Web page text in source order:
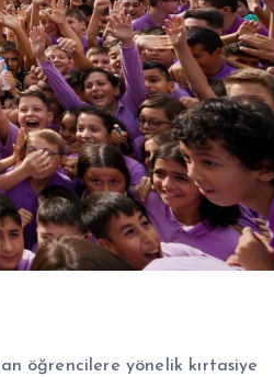
öğrencilere yönelik kırtasiye